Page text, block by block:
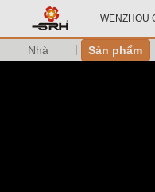
WENZHOU
Nhà Sản phẩm